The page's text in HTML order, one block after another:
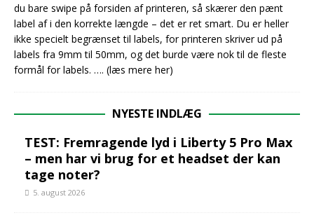
du bare swipe på forsiden af printeren, så skærer den pænt
label af i den korrekte længde – det er ret smart. Du er heller
ikke specielt begrænset til labels, for printeren skriver ud på
labels fra 9mm til 50mm, og det burde være nok til de fleste
formål for labels. …. (læs mere her)
NYESTE INDLÆG
TEST: Fremragende lyd i Liberty 5 Pro Max
– men har vi brug for et headset der kan
tage noter?
5. august 2026